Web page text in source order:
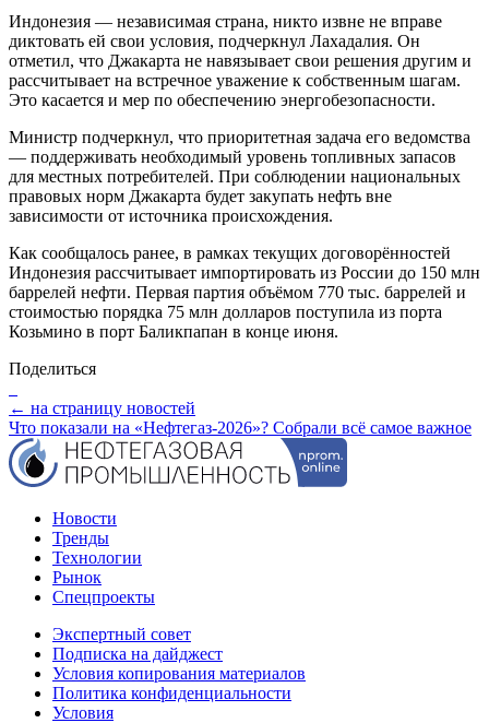
Индонезия — независимая страна, никто извне не вправе
диктовать ей свои условия, подчеркнул Лахадалия. Он
отметил, что Джакарта не навязывает свои решения другим и
рассчитывает на встречное уважение к собственным шагам.
Это касается и мер по обеспечению энергобезопасности.
Министр подчеркнул, что приоритетная задача его ведомства
— поддерживать необходимый уровень топливных запасов
для местных потребителей. При соблюдении национальных
правовых норм Джакарта будет закупать нефть вне
зависимости от источника происхождения.
Как сообщалось ранее, в рамках текущих договорённостей
Индонезия рассчитывает импортировать из России до 150 млн
баррелей нефти. Первая партия объёмом 770 тыс. баррелей и
стоимостью порядка 75 млн долларов поступила из порта
Козьмино в порт Баликпапан в конце июня.
Поделиться
← на страницу новостей
Что показали на «Нефтегаз-2026»? Собрали всё самое важное
Новости
Тренды
Технологии
Рынок
Спецпроекты
Экспертный совет
Подписка на дайджест
Условия копирования материалов
Политика конфиденциальности
Условия